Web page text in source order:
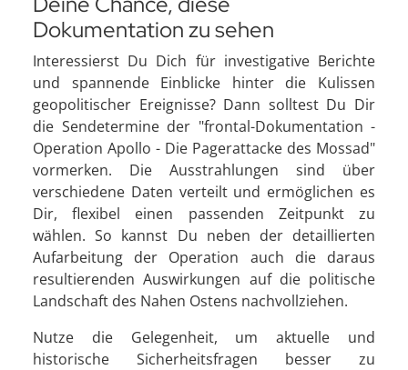
Dokumentation zu sehen
Interessierst Du Dich für investigative Berichte
und spannende Einblicke hinter die Kulissen
geopolitischer Ereignisse? Dann solltest Du Dir
die Sendetermine der "frontal-Dokumentation -
Operation Apollo - Die Pagerattacke des Mossad"
vormerken. Die Ausstrahlungen sind über
verschiedene Daten verteilt und ermöglichen es
Dir, flexibel einen passenden Zeitpunkt zu
wählen. So kannst Du neben der detaillierten
Aufarbeitung der Operation auch die daraus
resultierenden Auswirkungen auf die politische
Landschaft des Nahen Ostens nachvollziehen.
Nutze die Gelegenheit, um aktuelle und
historische Sicherheitsfragen besser zu